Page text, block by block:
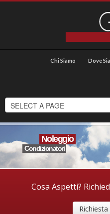
Chi Siamo Dove
Noleggio
Condizionatori
Cosa Aspetti?